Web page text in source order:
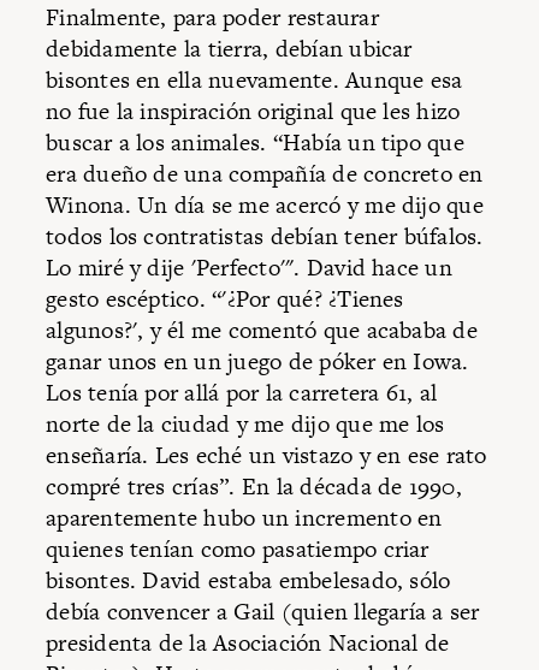
Finalmente, para poder restaurar
debidamente la tierra, debían ubicar
bisontes en ella nuevamente. Aunque esa
no fue la inspiración original que les hizo
buscar a los animales. “Había un tipo que
era dueño de una compañía de concreto en
Winona. Un día se me acercó y me dijo que
todos los contratistas debían tener búfalos.
Lo miré y dije 'Perfecto'". David hace un
gesto escéptico. “'¿Por qué? ¿Tienes
algunos?', y él me comentó que acababa de
ganar unos en un juego de póker en Iowa.
Los tenía por allá por la carretera 61, al
norte de la ciudad y me dijo que me los
enseñaría. Les eché un vistazo y en ese rato
compré tres crías”. En la década de 1990,
aparentemente hubo un incremento en
quienes tenían como pasatiempo criar
bisontes. David estaba embelesado, sólo
debía convencer a Gail (quien llegaría a ser
presidenta de la Asociación Nacional de